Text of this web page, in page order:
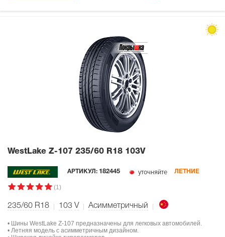
WestLake Z-107 235/60 R18 103V
АРТИКУЛ: 182445 уточняйте ЛЕТНИЕ
(1)
235/60 R18 103 V Асимметричный
• Шины WestLake Z-107 предназначены для легковых автомобилей.
• Летняя модель с асимметричным дизайном.